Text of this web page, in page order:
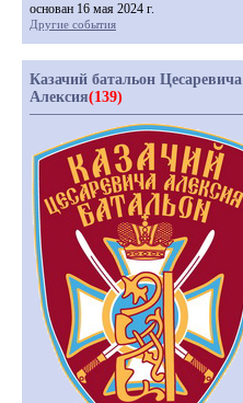
основан 16 мая 2024 г.
Другие события
Казачий батальон Цесаревича
Алексия(139)